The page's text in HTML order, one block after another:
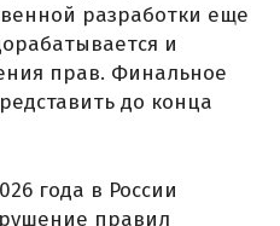
разработки еще
и
прав. Финальное
до конца
года в России
правил